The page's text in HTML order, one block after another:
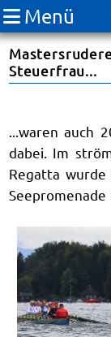
Menü
Steuerfrau...
...waren auch
dabei. Im
Regatta